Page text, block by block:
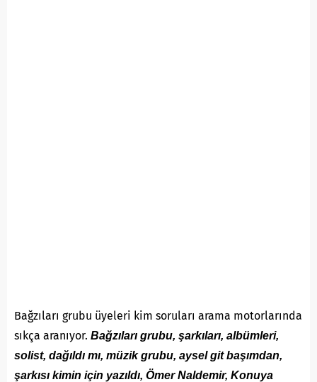
Bağzıları grubu üyeleri kim soruları arama motorlarında
sıkça aranıyor. Bağzıları grubu, şarkıları, albümleri,
solist, dağıldı mı, müzik grubu, aysel git başımdan,
şarkısı kimin için yazıldı, Ömer Naldemir, Konuya